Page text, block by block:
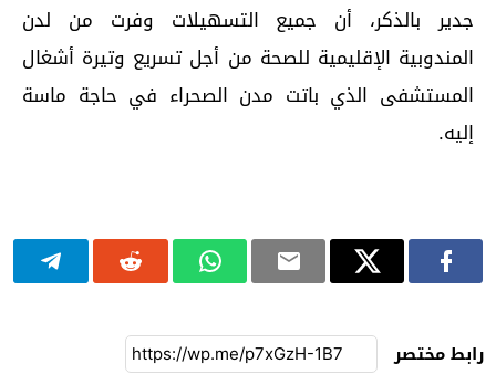
جدير بالذكر، أن جميع التسهيلات وفرت من لدن
المندوبية الإقليمية للصحة من أجل تسريع وتيرة أشغال
المستشفى الذي باتت مدن الصحراء في حاجة ماسة
إليه.
رابط مختصر